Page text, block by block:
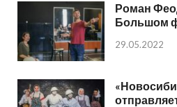
Роман
Большом
29.05.2022